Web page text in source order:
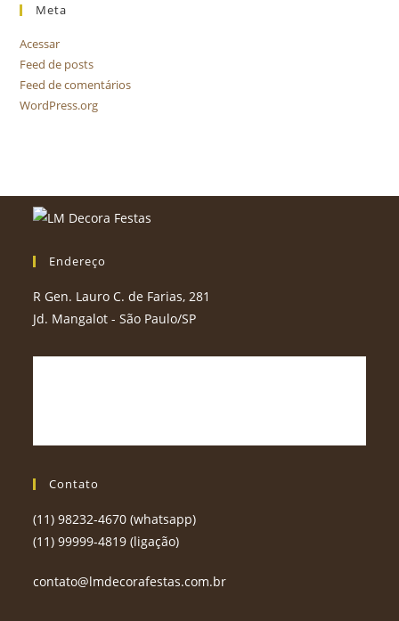
Meta
Acessar
Feed de posts
Feed de comentários
WordPress.org
Endereço
R Gen. Lauro C. de Farias, 281
Jd. Mangalot - São Paulo/SP
Contato
(11) 98232-4670 (whatsapp)
(11) 99999-4819 (ligação)
contato@lmdecorafestas.com.br